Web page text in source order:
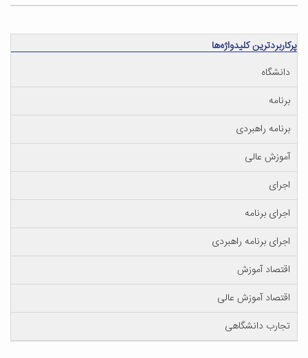
پرکاربردترین کلیدواژه‌ها
دانشگاه
برنامه
برنامه راهبردی
آموزش عالی
اجرای
اجرای برنامه
اجرای برنامه راهبردی
اقتصاد آموزش
اقتصاد آموزش عالی
تجارب دانشگاهی